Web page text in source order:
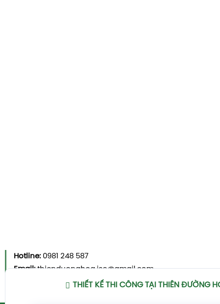
Hotline: 0981 248 587
Email:thienduonghoa.jsc@gmail.com
THIẾT KẾ THI CÔNG TẠI THIÊN ĐƯỜNG